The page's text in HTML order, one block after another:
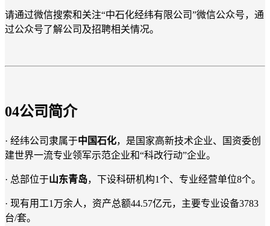
请通过微信搜索和关注“中石化经纬有限公司”微信公众号，通
过公众号了解公司及招聘相关情况。
04公司简介
· 经纬公司隶属于中国石化，是国家高新技术企业、国资委创
建世界一流专业领军示范企业和“科改行动”企业。
· 总部位于山东青岛，下设科研机构1个、专业经营单位8个。
· 现有用工1万余人，资产总额44.57亿元，主要专业设备3783
台/套。